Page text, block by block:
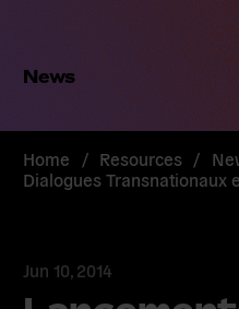
News
Home / Resources /
Dialogues Transnationaux
Jun 10, 2014